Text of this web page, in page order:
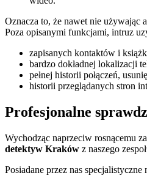
Oznacza to, że nawet nie używając
Poza opisanymi funkcjami, intruz
zapisanych kontaktów i
bardzo dokładnej lokalizacji
pełnej historii połączeń,
historii przeglądanych stron
Profesjonalne
Wychodząc naprzeciw rosnącemu
detektyw Kraków z naszego
Posiadane przez nas